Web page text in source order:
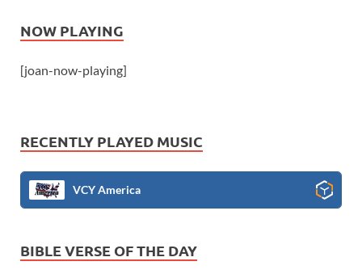
NOW PLAYING
[joan-now-playing]
RECENTLY PLAYED MUSIC
VCY America
BIBLE VERSE OF THE DAY